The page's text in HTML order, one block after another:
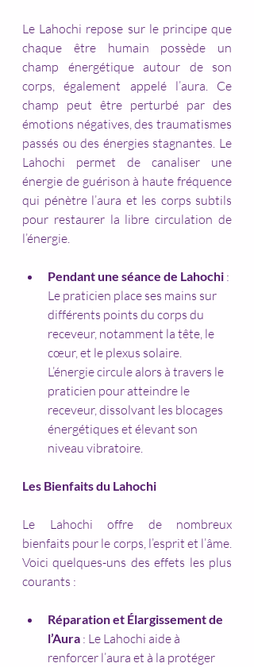
Le Lahochi repose sur le principe que
chaque être humain possède un
champ énergétique autour de son
corps, également appelé l’aura. Ce
champ peut être perturbé par des
émotions négatives, des traumatismes
passés ou des énergies stagnantes. Le
Lahochi permet de canaliser une
énergie de guérison à haute fréquence
qui pénètre l’aura et les corps subtils
pour restaurer la libre circulation de
l’énergie.
Pendant une séance de Lahochi :
Le praticien place ses mains sur
différents points du corps du
receveur, notamment la tête, le
cœur, et le plexus solaire.
L’énergie circule alors à travers le
praticien pour atteindre le
receveur, dissolvant les blocages
énergétiques et élevant son
niveau vibratoire.
Les Bienfaits du Lahochi
Le Lahochi offre de nombreux
bienfaits pour le corps, l’esprit et l’âme.
Voici quelques-uns des effets les plus
courants :
Réparation et Élargissement de
l’Aura : Le Lahochi aide à
renforcer l’aura et à la protéger